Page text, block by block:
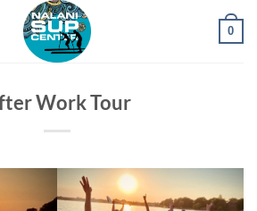
0
Work Tour